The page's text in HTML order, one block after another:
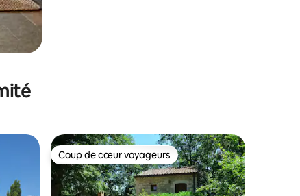
Coup de cœur voyageurs
Coup de cœur voyageurs